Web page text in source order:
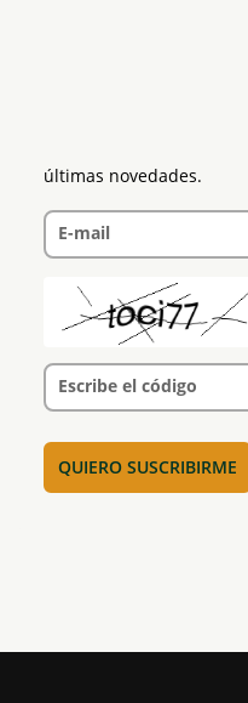
últimas novedades.
E-mail
Escribe el código